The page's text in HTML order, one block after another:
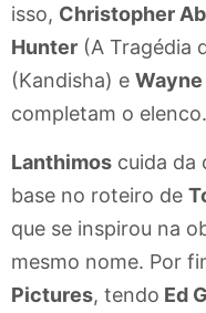
isso, Christopher
Hunter (A Tragédia
(Kandisha) e
completam o elenco.
Lanthimos cuida da
base no roteiro de
que se inspirou na
mesmo nome. Por
Pictures, tendo Ed